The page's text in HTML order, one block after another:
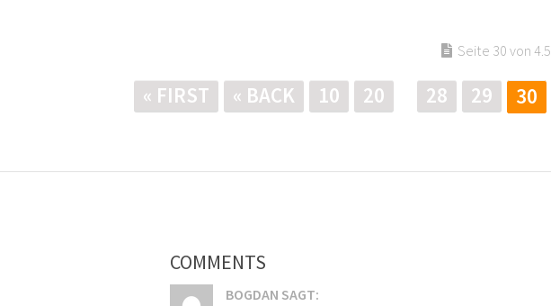
Seite 30 von
« FIRST « BACK 10 20 28 29 30
COMMENTS
BOGDAN SAGT: